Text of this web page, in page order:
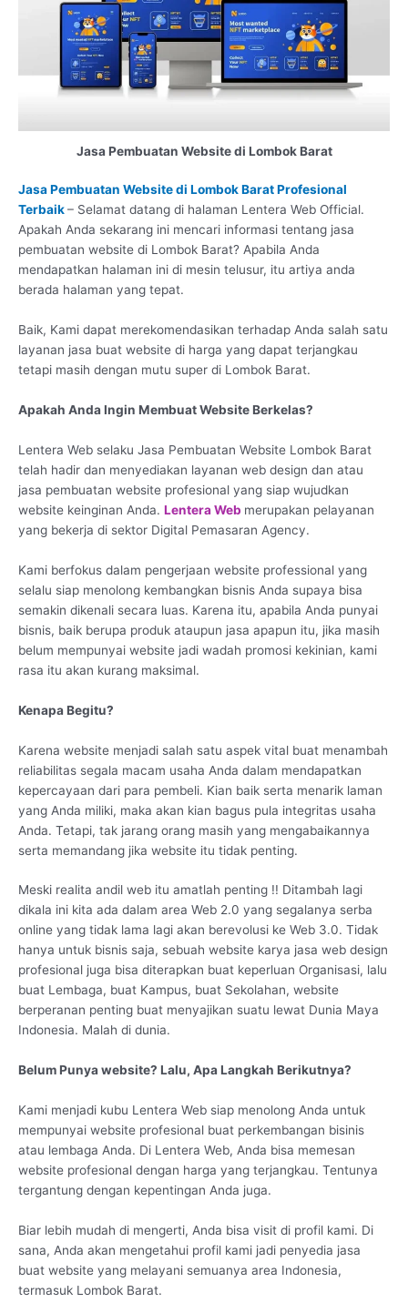
Jasa Pembuatan Website di Lombok Barat
Jasa Pembuatan Website di Lombok Barat Profesional
Terbaik– Selamat datang di halaman Lentera Web Official.
Apakah Anda sekarang ini mencari informasi tentang jasa
pembuatan website di Lombok Barat? Apabila Anda
mendapatkan halaman ini di mesin telusur, itu artiya anda
berada halaman yang tepat.
Baik, Kami dapat merekomendasikan terhadap Anda salah satu
layanan jasa buat website di harga yang dapat terjangkau
tetapi masih dengan mutu super di Lombok Barat.
Apakah Anda Ingin Membuat Website Berkelas?
Lentera Web selaku Jasa Pembuatan Website Lombok Barat
telah hadir dan menyediakan layanan web design dan atau
jasa pembuatan website profesional yang siap wujudkan
website keinginan Anda. Lentera Web merupakan pelayanan
yang bekerja di sektor Digital Pemasaran Agency.
Kami berfokus dalam pengerjaan website professional yang
selalu siap menolong kembangkan bisnis Anda supaya bisa
semakin dikenali secara luas. Karena itu, apabila Anda punyai
bisnis, baik berupa produk ataupun jasa apapun itu, jika masih
belum mempunyai website jadi wadah promosi kekinian, kami
rasa itu akan kurang maksimal.
Kenapa Begitu?
Karena website menjadi salah satu aspek vital buat menambah
reliabilitas segala macam usaha Anda dalam mendapatkan
kepercayaan dari para pembeli. Kian baik serta menarik laman
yang Anda miliki, maka akan kian bagus pula integritas usaha
Anda. Tetapi, tak jarang orang masih yang mengabaikannya
serta memandang jika website itu tidak penting.
Meski realita andil web itu amatlah penting !! Ditambah lagi
dikala ini kita ada dalam area Web 2.0 yang segalanya serba
online yang tidak lama lagi akan berevolusi ke Web 3.0. Tidak
hanya untuk bisnis saja, sebuah website karya jasa web design
profesional juga bisa diterapkan buat keperluan Organisasi, lalu
buat Lembaga, buat Kampus, buat Sekolahan, website
berperanan penting buat menyajikan suatu lewat Dunia Maya
Indonesia. Malah di dunia.
Belum Punya website? Lalu, Apa Langkah Berikutnya?
Kami menjadi kubu Lentera Web siap menolong Anda untuk
mempunyai website profesional buat perkembangan bisinis
atau lembaga Anda. Di Lentera Web, Anda bisa memesan
website profesional dengan harga yang terjangkau. Tentunya
tergantung dengan kepentingan Anda juga.
Biar lebih mudah di mengerti, Anda bisa visit di profil kami. Di
sana, Anda akan mengetahui profil kami jadi penyedia jasa
buat website yang melayani semuanya area Indonesia,
termasuk Lombok Barat.